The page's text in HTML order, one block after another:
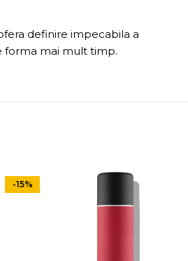
definire impecabila a
forma mai mult timp.
-15%